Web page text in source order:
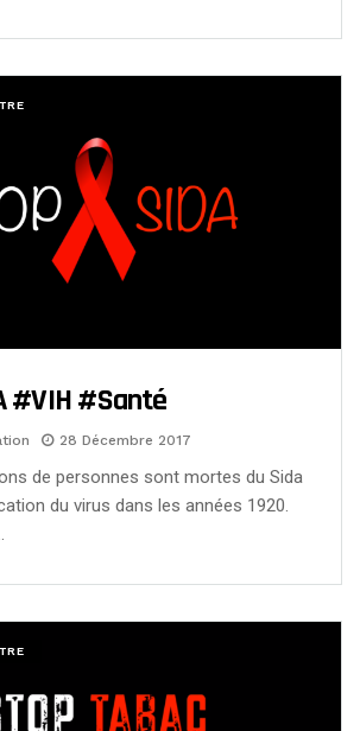
#VIH #Santé
28 Décembre 2017
de personnes sont mortes du Sida
du virus dans les années 1920.